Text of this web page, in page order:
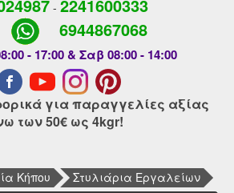
- 2241600333
6944867068
- 17:00 & Σαβ 08:00 - 14:00
για παραγγελίες αξίας
των 50€ ως 4kgr!
Κήπου Στυλιάρια Εργαλείων